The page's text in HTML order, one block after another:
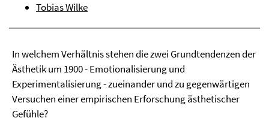
Tobias Wilke
In welchem Verhältnis stehen die zwei Grundtendenzen der
Ästhetik um 1900 - Emotionalisierung und
Experimentalisierung - zueinander und zu gegenwärtigen
Versuchen einer empirischen Erforschung ästhetischer
Gefühle?